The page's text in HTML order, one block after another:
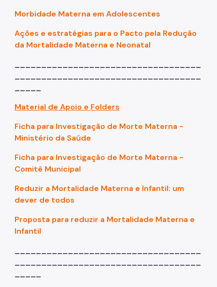
Morbidade Materna em Adolescentes
Ações e estratégias para o Pacto pela Redução
da Mortalidade Materna e Neonatal
Material de Apoio e Folders
Ficha para Investigação de Morte Materna -
Ministério da Saúde
Ficha para Investigação de Morte Materna -
Comitê Municipal
Reduzir a Mortalidade Materna e Infantil: um
dever de todos
Proposta para reduzir a Mortalidade Materna e
Infantil